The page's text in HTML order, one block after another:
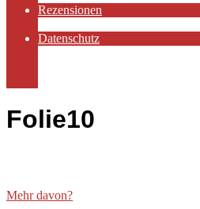
Rezensionen
Datenschutz
Folie10
Mehr davon?